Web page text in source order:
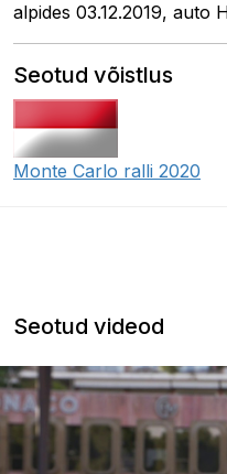
alpides 03.12.2019, auto
Seotud võistlus
Monte Carlo ralli 2020
Seotud videod